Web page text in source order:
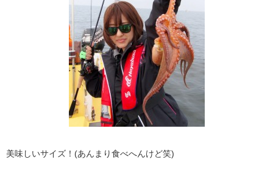
美味しいサイズ！(あんまり食べへんけど笑)